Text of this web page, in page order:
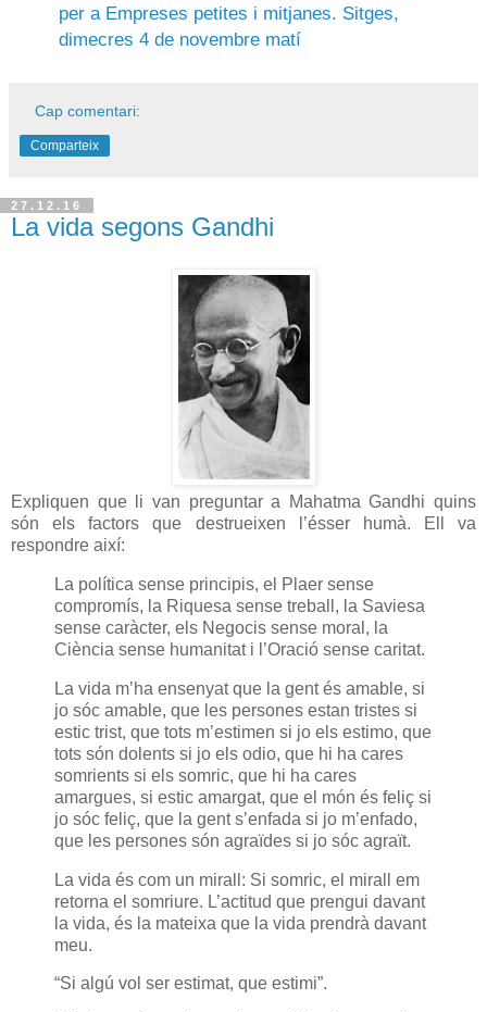
per a Empreses petites i mitjanes. Sitges,
dimecres 4 de novembre matí
Cap comentari:
Comparteix
27.12.16
La vida segons Gandhi
Expliquen que li van preguntar a Mahatma Gandhi quins
són els factors que destrueixen l’ésser humà. Ell va
respondre així:
La política sense principis, el Plaer sense
compromís, la Riquesa sense treball, la Saviesa
sense caràcter, els Negocis sense moral, la
Ciència sense humanitat i l’Oració sense caritat.
La vida m’ha ensenyat que la gent és amable, si
jo sóc amable, que les persones estan tristes si
estic trist, que tots m’estimen si jo els estimo, que
tots són dolents si jo els odio, que hi ha cares
somrients si els somric, que hi ha cares
amargues, si estic amargat, que el món és feliç si
jo sóc feliç, que la gent s’enfada si jo m’enfado,
que les persones són agraïdes si jo sóc agraït.
La vida és com un mirall: Si somric, el mirall em
retorna el somriure. L’actitud que prengui davant
la vida, és la mateixa que la vida prendrà davant
meu.
“Si algú vol ser estimat, que estimi”.